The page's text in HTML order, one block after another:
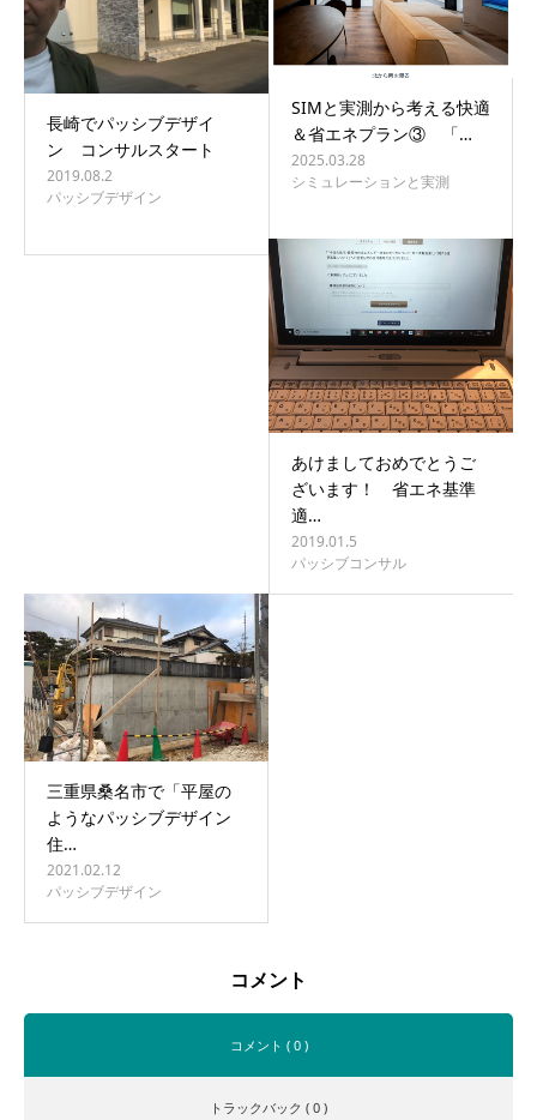
長崎でパッシブデザイ
ン コンサルスタート
2019.08.2
パッシブデザイン
SIMと実測から考える快適
＆省エネプラン③ 「…
2025.03.28
シミュレーションと実測
あけましておめでとうご
ざいます！ 省エネ基準
適…
2019.01.5
パッシブコンサル
三重県桑名市で「平屋の
ようなパッシブデザイン
住…
2021.02.12
パッシブデザイン
コメント
コメント ( 0 )
トラックバック ( 0 )